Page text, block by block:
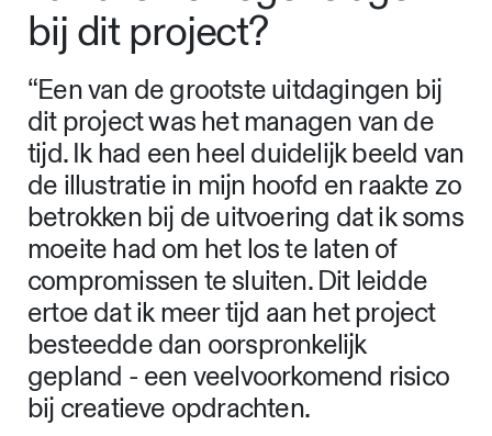
bij dit project?
“Een van de grootste uitdagingen bij
dit project was het managen van de
tijd. Ik had een heel duidelijk beeld van
de illustratie in mijn hoofd en raakte zo
betrokken bij de uitvoering dat ik soms
moeite had om het los te laten of
compromissen te sluiten. Dit leidde
ertoe dat ik meer tijd aan het project
besteedde dan oorspronkelijk
gepland - een veelvoorkomend risico
bij creatieve opdrachten.